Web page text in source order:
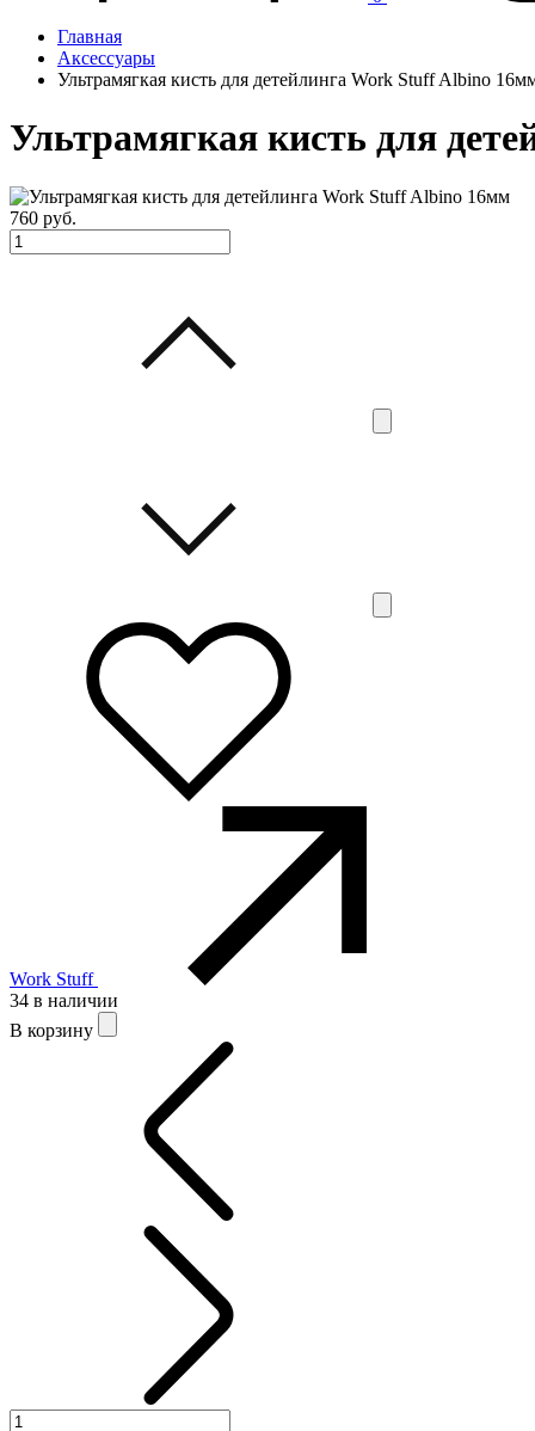
Главная
Аксессуары
Ультрамягкая кисть для детейлинга Work Stuff Albino
Ультрамягкая кисть для
760 руб.
Work Stuff
34 в наличии
В корзину